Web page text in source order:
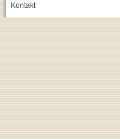
Kontakt